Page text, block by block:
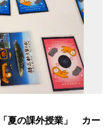
夏の課外授業」 カー